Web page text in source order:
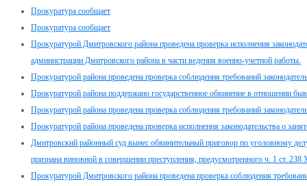
Прокуратура сообщает
Прокуратура сообщает
Прокуратурой Дмитровского района проведена проверка исполнения
администрации Дмитровского района в части ведения военно-учетной работы.
Прокуратурой района проведена проверка соблюдения требований
Прокуратурой района поддержано государственное обвинение в отношении
Прокуратурой района проведена проверка соблюдения требований
Прокуратурой района проведена проверка исполнения законодательства о
Дмитровский районный суд вынес обвинительный приговор по уголовному
признана виновной в совершении преступления, предусмотренного ч. 1 ст.
Прокуратурой Дмитровского района проведена проверка соблюдения